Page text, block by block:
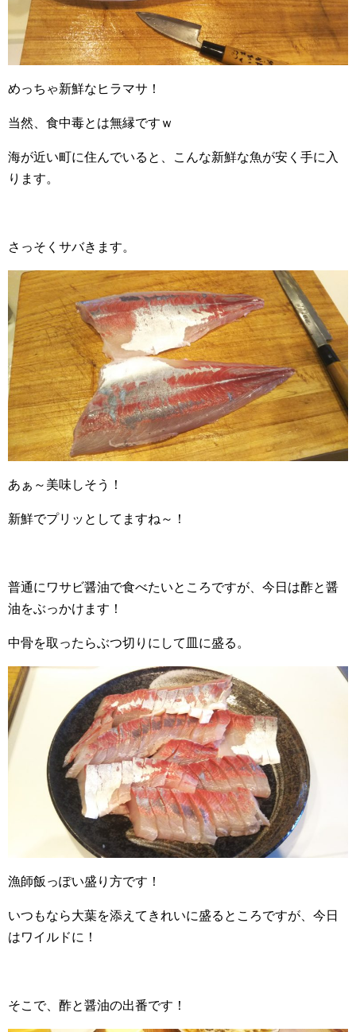
めっちゃ新鮮なヒラマサ！
当然、食中毒とは無縁ですｗ
海が近い町に住んでいると、こんな新鮮な魚が安く手に入
ります。
さっそくサバきます。
あぁ～美味しそう！
新鮮でプリッとしてますね～！
普通にワサビ醤油で食べたいところですが、今日は酢と醤
油をぶっかけます！
中骨を取ったらぶつ切りにして皿に盛る。
漁師飯っぽい盛り方です！
いつもなら大葉を添えてきれいに盛るところですが、今日
はワイルドに！
そこで、酢と醤油の出番です！